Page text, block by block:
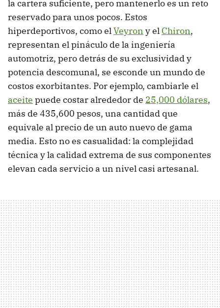
la cartera suficiente, pero mantenerlo es un reto
reservado para unos pocos. Estos
hiperdeportivos, como elVeyron y el Chiron,
representan el pináculo de la ingeniería
automotriz, pero detrás de su exclusividad y
potencia descomunal, se esconde un mundo de
costos exorbitantes. Por ejemplo, cambiarle el
aceite puede costar alrededor de 25,000 dólares,
más de 435,600 pesos, una cantidad que
equivale al precio de un auto nuevo de gama
media. Esto no es casualidad: la complejidad
técnica y la calidad extrema de sus componentes
elevan cada servicio a un nivel casi artesanal.